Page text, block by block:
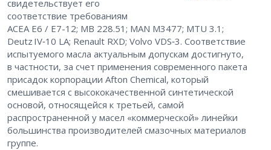
свидетельствует его
соответствие требованиям
ACEA E6 / E7-12; MB 228.51; MAN M3477; MTU 3.1;
Deutz IV‑10 LA; Renault RXD; Volvo VDS‑3. Соответствие
испытуемого масла актуальным допускам достигнуто,
в частности, за счет применения современного пакета
присадок корпорации Afton Chemical, который
смешивается с высококачественной синтетической
основой, относящейся к третьей, самой
распространенной у масел «коммерческой» линейки
большинства производителей смазочных материалов
группе.